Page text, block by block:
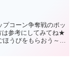
コーン争奪戦のポッ
は参考にしてみてね★
ほうびをもらおう～！